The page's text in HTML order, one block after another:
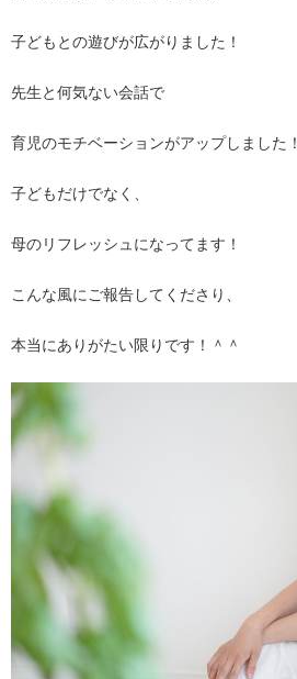
子どもとの遊びが広がりました！
先生と何気ない会話で
育児のモチベーションがアップしました！
子どもだけでなく、
母のリフレッシュになってます！
こんな風にご報告してくださり、
本当にありがたい限りです！＾＾